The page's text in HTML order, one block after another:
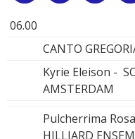
06.00
CANTO
Kyrie Eleison -
AMSTERDAM
Pulcherrima
HILLIARD